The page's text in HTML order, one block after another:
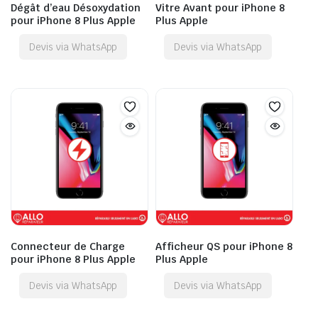
Dégât d’eau Désoxydation
pour iPhone 8 Plus Apple
Devis via WhatsApp
Vitre Avant pour iPhone 8
Plus Apple
Devis via WhatsApp
Connecteur de Charge
pour iPhone 8 Plus Apple
Devis via WhatsApp
Afficheur QS pour iPhone 8
Plus Apple
Devis via WhatsApp